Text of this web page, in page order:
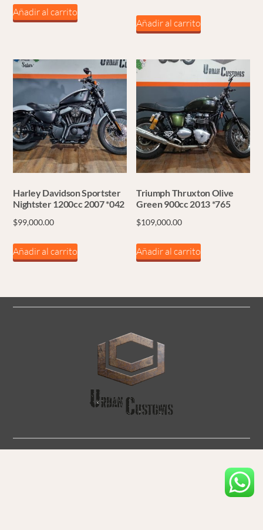
Añadir al carrito
Añadir al carrito
Harley Davidson Sportster
Nightster 1200cc 2007 *042
$99,000.00
Añadir al carrito
Triumph Thruxton Olive
Green 900cc 2013 *765
$109,000.00
Añadir al carrito